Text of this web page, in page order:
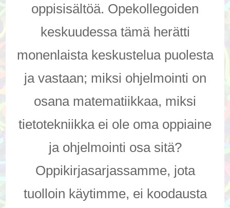
oppisisältöä. Opekollegoiden
keskuudessa tämä herätti
monenlaista keskustelua puolesta
ja vastaan; miksi ohjelmointi on
osana matematiikkaa, miksi
tietotekniikka ei ole oma oppiaine
ja ohjelmointi osa sitä?
Oppikirjasarjassamme, jota
tuolloin käytimme, ei koodausta